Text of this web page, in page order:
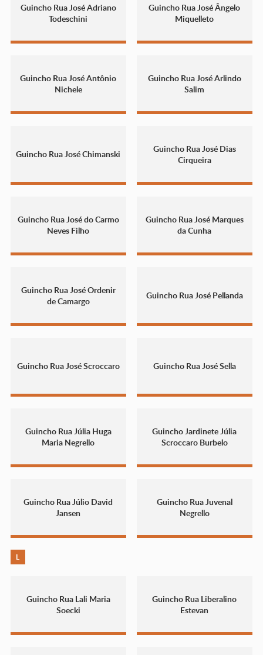
Guincho Rua José Adriano
Todeschini
Guincho Rua José Ângelo
Miquelleto
Guincho Rua José Antônio
Nichele
Guincho Rua José Arlindo
Salim
Guincho Rua José Chimanski
Guincho Rua José Dias
Cirqueira
Guincho Rua José do Carmo
Neves Filho
Guincho Rua José Marques
da Cunha
Guincho Rua José Ordenir
de Camargo
Guincho Rua José Pellanda
Guincho Rua José Scroccaro Guincho Rua José Sella
Guincho Rua Júlia Huga
Maria Negrello
Guincho Jardinete Júlia
Scroccaro Burbelo
Guincho Rua Júlio David
Jansen
Guincho Rua Juvenal
Negrello
L
Guincho Rua Lali Maria
Soecki
Guincho Rua Liberalino
Estevan